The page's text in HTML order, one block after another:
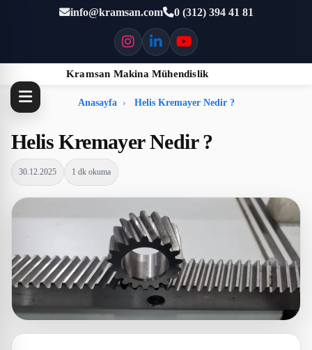
info@kramsan.com 0 (312) 394 41 81
Kramsan Makina Mühendislik
Anasayfa Helis Kremayer Nedir ?
Helis Kremayer Nedir ?
30.12.2025 1 dk okuma